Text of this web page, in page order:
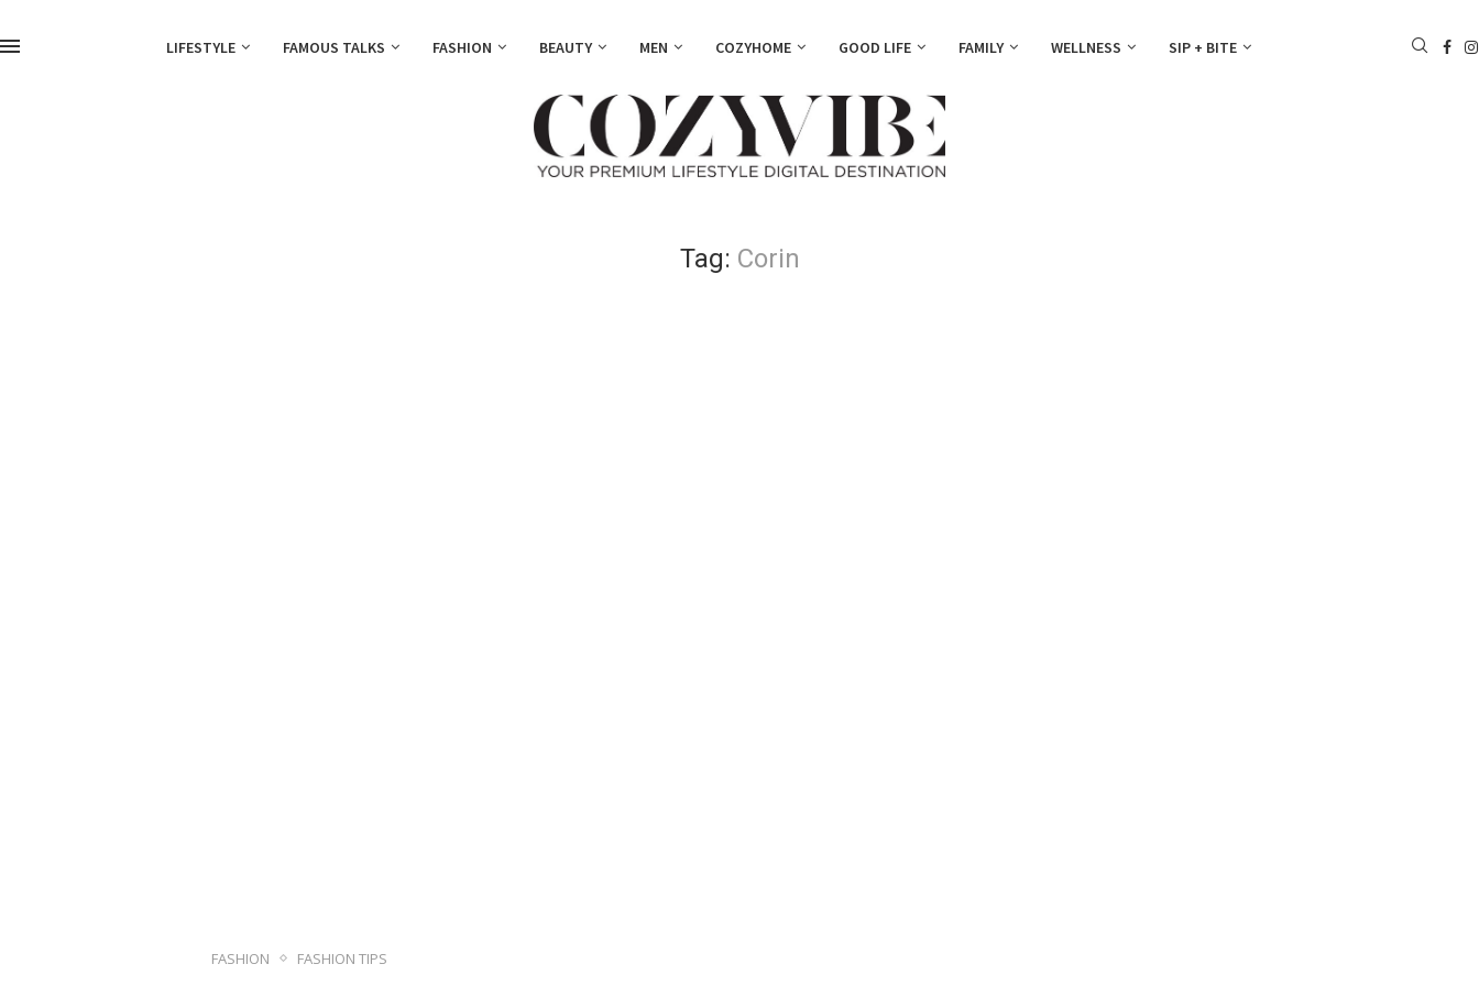
LIFESTYLE FAMOUS TALKS FASHION BEAUTY MEN COZYHOME GOOD LIFE FAMILY WELLNESS SIP + BITE
Tag: Corin
FASHION FASHION TIPS